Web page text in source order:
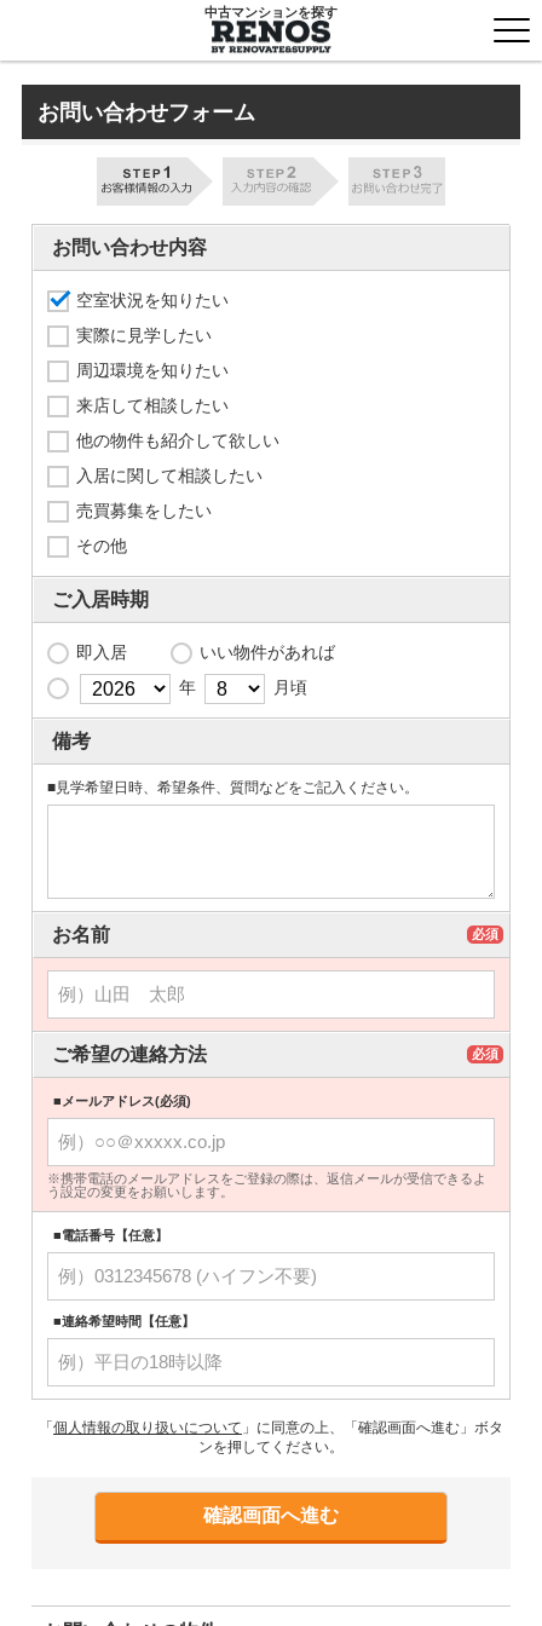
中古マンションを探す
お問い合わせフォーム
お問い合わせ内容
空室状況を知りたい
実際に見学したい
周辺環境を知りたい
来店して相談したい
他の物件も紹介して欲しい
入居に関して相談したい
売買募集をしたい
その他
ご入居時期
即入居
いい物件があれば
年
月頃
備考
■見学希望日時、希望条件、質問などをご記入ください。
お名前 必須
ご希望の連絡方法 必須
■メールアドレス(必須)
※携帯電話のメールアドレスをご登録の際は、返信メールが受信できるよ
う設定の変更をお願いします。
■電話番号【任意】
■連絡希望時間【任意】
「 個人情報の取り扱いについて 」に同意の上、「確認画面へ進む」ボタ
ンを押してください。